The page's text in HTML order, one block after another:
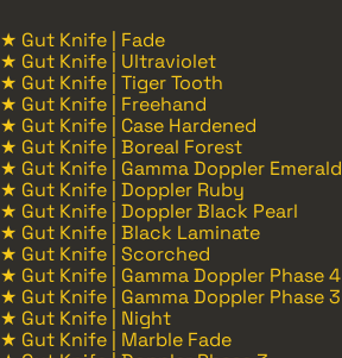
★ Gut Knife | Fade
★ Gut Knife | Ultraviolet
★ Gut Knife | Tiger Tooth
★ Gut Knife | Freehand
★ Gut Knife | Case Hardened
★ Gut Knife | Boreal Forest
★ Gut Knife | Gamma Doppler Emerald
★ Gut Knife | Doppler Ruby
★ Gut Knife | Doppler Black Pearl
★ Gut Knife | Black Laminate
★ Gut Knife | Scorched
★ Gut Knife | Gamma Doppler Phase 4
★ Gut Knife | Gamma Doppler Phase 3
★ Gut Knife | Night
★ Gut Knife | Marble Fade